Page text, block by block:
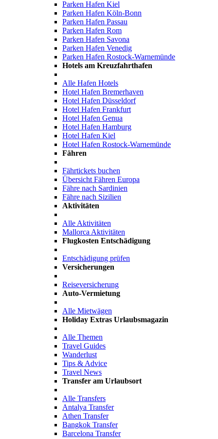
Parken Hafen Kiel
Parken Hafen Köln-Bonn
Parken Hafen Passau
Parken Hafen Rom
Parken Hafen Savona
Parken Hafen Venedig
Parken Hafen Rostock-Warnemünde
Hotels am Kreuzfahrthafen
Alle Hafen Hotels
Hotel Hafen Bremerhaven
Hotel Hafen Düsseldorf
Hotel Hafen Frankfurt
Hotel Hafen Genua
Hotel Hafen Hamburg
Hotel Hafen Kiel
Hotel Hafen Rostock-Warnemünde
Fähren
Fährtickets buchen
Übersicht Fähren Europa
Fähre nach Sardinien
Fähre nach Sizilien
Aktivitäten
Alle Aktivitäten
Mallorca Aktivitäten
Flugkosten Entschädigung
Entschädigung prüfen
Versicherungen
Reiseversicherung
Auto-Vermietung
Alle Mietwägen
Holiday Extras Urlaubsmagazin
Alle Themen
Travel Guides
Wanderlust
Tips & Advice
Travel News
Transfer am Urlaubsort
Alle Transfers
Antalya Transfer
Athen Transfer
Bangkok Transfer
Barcelona Transfer